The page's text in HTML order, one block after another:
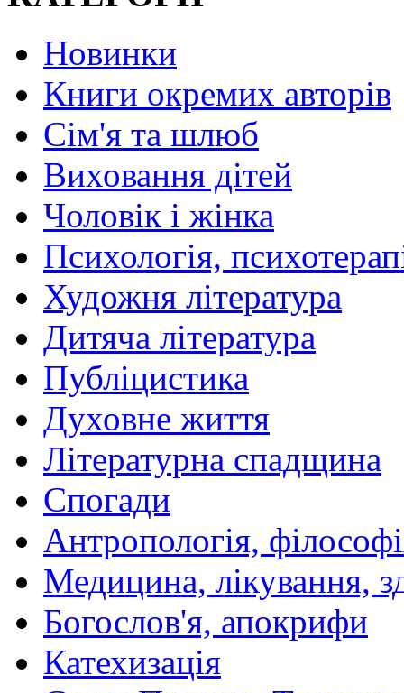
Новинки
Книги окремих авторів
Сім'я та шлюб
Виховання дітей
Чоловік і жінка
Психологія,
Художня література
Дитяча література
Публіцистика
Духовне життя
Літературна спадщина
Спогади
Антропологія,
Медицина, лікування,
Богослов'я, апокрифи
Катехизація